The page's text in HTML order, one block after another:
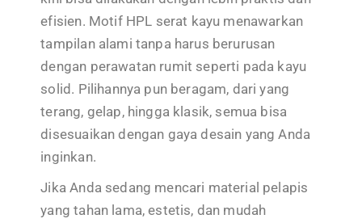
efisien. Motif HPL serat kayu menawarkan
tampilan alami tanpa harus berurusan
dengan perawatan rumit seperti pada kayu
solid. Pilihannya pun beragam, dari yang
terang, gelap, hingga klasik, semua bisa
disesuaikan dengan gaya desain yang Anda
inginkan.
Jika Anda sedang mencari material pelapis
yang tahan lama, estetis, dan mudah